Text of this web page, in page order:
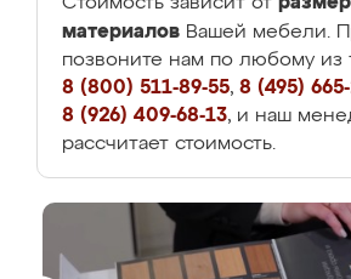
материалов Вашей мебели.
позвоните нам по любому из
8 (800) 511-89-55, 8 (495)
8 (926) 409-68-13, и наш
рассчитает стоимость.